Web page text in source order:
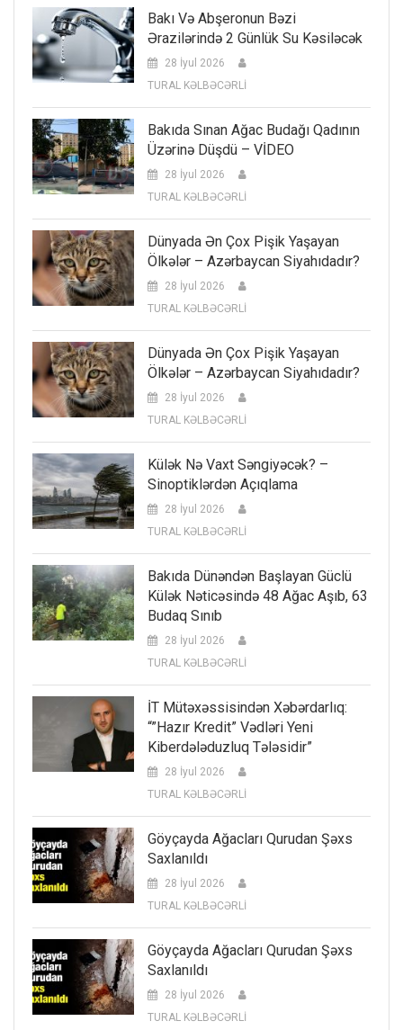
Bakı Və Abşeronun Bəzi
Ərazilərində 2 Günlük Su Kəsiləcək
28 İyul 2026
TURAL KƏLBƏCƏRLİ
Bakıda Sınan Ağac Budağı Qadının
Üzərinə Düşdü – VİDEO
28 İyul 2026
TURAL KƏLBƏCƏRLİ
Dünyada Ən Çox Pişik Yaşayan
Ölkələr – Azərbaycan Siyahıdadır?
28 İyul 2026
TURAL KƏLBƏCƏRLİ
Dünyada Ən Çox Pişik Yaşayan
Ölkələr – Azərbaycan Siyahıdadır?
28 İyul 2026
TURAL KƏLBƏCƏRLİ
Külək Nə Vaxt Səngiyəcək? –
Sinoptiklərdən Açıqlama
28 İyul 2026
TURAL KƏLBƏCƏRLİ
Bakıda Dünəndən Başlayan Güclü
Külək Nəticəsində 48 Ağac Aşıb, 63
Budaq Sınıb
28 İyul 2026
TURAL KƏLBƏCƏRLİ
İT Mütəxəssisindən Xəbərdarlıq:
“”Hazır Kredit” Vədləri Yeni
Kiberdələduzluq Tələsidir”
28 İyul 2026
TURAL KƏLBƏCƏRLİ
Göyçayda Ağacları Qurudan Şəxs
Saxlanıldı
28 İyul 2026
TURAL KƏLBƏCƏRLİ
Göyçayda Ağacları Qurudan Şəxs
Saxlanıldı
28 İyul 2026
TURAL KƏLBƏCƏRLİ